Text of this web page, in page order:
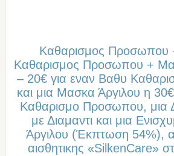
Καθαρισμος
Καθαρισμος Προσωπου +
– 20€ για εναν Βαθυ
και μια Mασκα Άργιλου η
Καθαρισμο Προσωπου, μια
με Διαμαντι και μια
Άργιλου (Έκπτωση 54%),
αισθητικης «SilkenCare»